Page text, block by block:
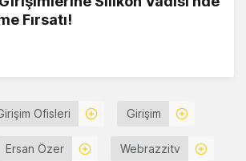
Fırsatı!
Ofisleri Girişim
Ersan Özer Webrazzitv